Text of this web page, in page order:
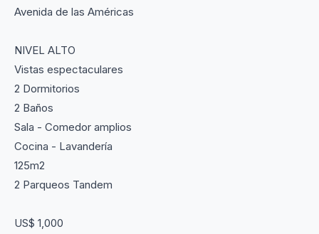
Avenida de las Américas
NIVEL ALTO
Vistas espectaculares
2 Dormitorios
2 Baños
Sala - Comedor amplios
Cocina - Lavandería
125m2
2 Parqueos Tandem
US$ 1,000